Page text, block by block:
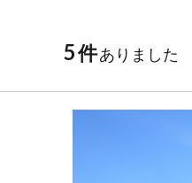
5件ありました